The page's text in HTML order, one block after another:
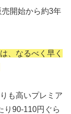
開始から約3年
、なるべく早く
も高いプレミア
り90-110円ぐら